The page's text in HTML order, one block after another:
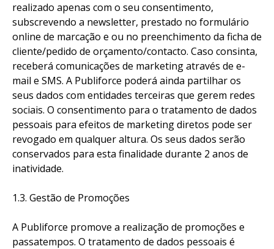
realizado apenas com o seu consentimento,
subscrevendo a newsletter, prestado no formulário
online de marcação e ou no preenchimento da ficha de
cliente/pedido de orçamento/contacto. Caso consinta,
receberá comunicações de marketing através de e-
mail e SMS. A Publiforce poderá ainda partilhar os
seus dados com entidades terceiras que gerem redes
sociais. O consentimento para o tratamento de dados
pessoais para efeitos de marketing diretos pode ser
revogado em qualquer altura. Os seus dados serão
conservados para esta finalidade durante 2 anos de
inatividade.
1.3. Gestão de Promoções
A Publiforce promove a realização de promoções e
passatempos. O tratamento de dados pessoais é